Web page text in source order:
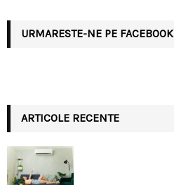
URMARESTE-NE PE FACEBOOK
ARTICOLE RECENTE